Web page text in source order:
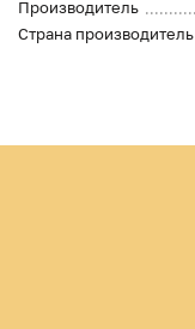
Производитель
Страна производитель